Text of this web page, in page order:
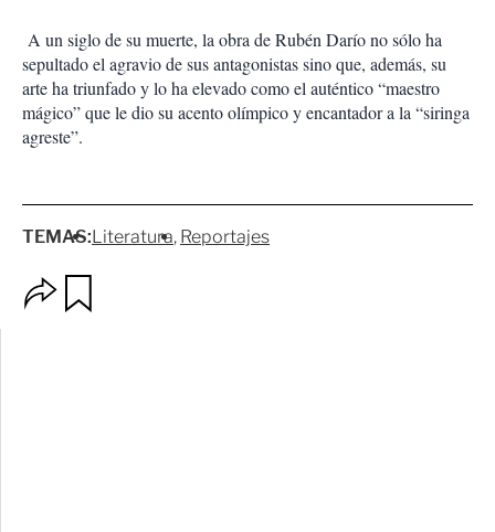
A un siglo de su muerte, la obra de Rubén Darío no sólo ha
sepultado el agravio de sus antagonistas sino que, además, su
arte ha triunfado y lo ha elevado como el auténtico “maestro
mágico” que le dio su acento olímpico y encantador a la “siringa
agreste”.
TEMAS:Literatura Reportajes